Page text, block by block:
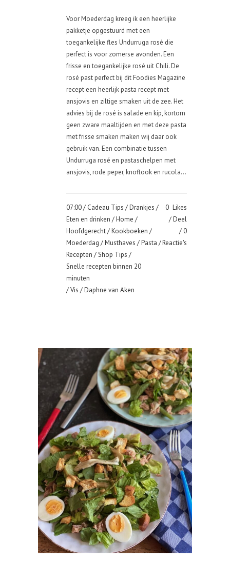
Voor Moederdag kreeg ik een heerlijke
pakketje opgestuurd met een
toegankelijke fles Undurruga rosé die
perfect is voor zomerse avonden. Een
frisse en toegankelijke rosé uit Chili. De
rosé past perfect bij dit Foodies Magazine
recept een heerlijk pasta recept met
ansjovis en ziltige smaken uit de zee. Het
advies bij de rosé is salade en kip, kortom
geen zware maaltijden en met deze pasta
met frisse smaken maken wij daar ook
gebruik van. Een combinatie tussen
Undurruga rosé en pastaschelpen met
ansjovis, rode peper, knoflook en rucola...
07:00 / Cadeau Tips /Drankjes /
Eten en drinken /Home /
Hoofdgerecht/Kookboeken /
Moederdag /Musthaves /Pasta /
Recepten /Shop Tips /
Snelle recepten binnen 20
minuten
/Vis / Daphne van Aken
0 Likes
Deel
0
Reactie's